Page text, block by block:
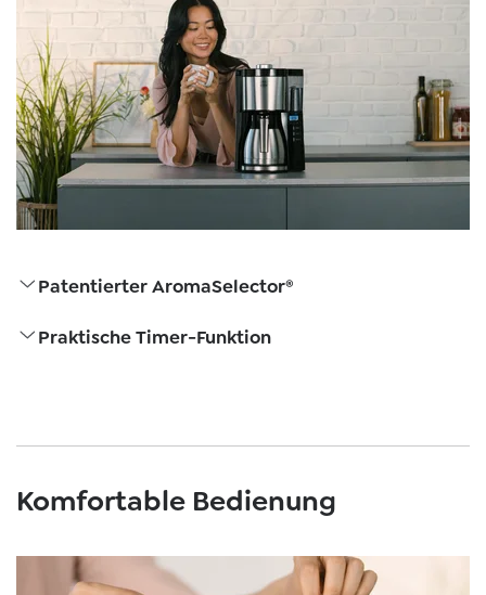
Patentierter AromaSelector®
Praktische Timer-Funktion
Komfortable Bedienung